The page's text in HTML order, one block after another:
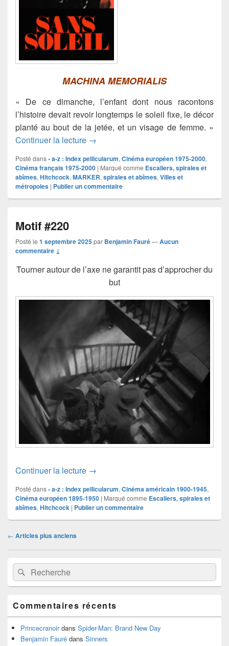
MACHINA MEMORIALIS
« De ce dimanche, l’enfant dont nous racontons
l’histoire devait revoir longtemps le soleil fixe, le décor
planté au bout de la jetée, et un visage de femme. »
Continuer la lecture Sans Soleil
→
Posté dans- a-z : Index pellicularum, Cinéma européen 1975-2000,
Cinéma français 1975-2000 | Marqué comme Escaliers, spirales et
abîmes, Hitchcock, MARKER, spirales et abîmes, Villes et
métropoles | Publier un commentaire
Motif #220
Posté le 1 septembre 2025par Benjamin Fauré—Aucun
commentaire ↓
Tourner autour de l’axe ne garantit pas d’approcher du
but
Continuer la lecture Motif #220
→
Posté dans- a-z : Index pellicularum, Cinéma américain 1900-1945,
Cinéma européen 1895-1950 | Marqué comme Escaliers, spirales et
abîmes, Hitchcock | Publier un commentaire
Navigation
articles
← Articles plus anciens
Zone
principale
de
widget
barre
latérale
Recherche :Rechercher
Commentaires récents
Princecranoirdans Spider-Man: Brand New Day
Benjamin Fauré dans Sinners